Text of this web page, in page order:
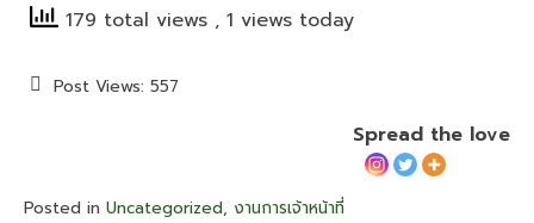
179 total views , 1 views today
Post Views: 557
Spread the love
Posted in Uncategorized, งานการเจ้าหน้าที่